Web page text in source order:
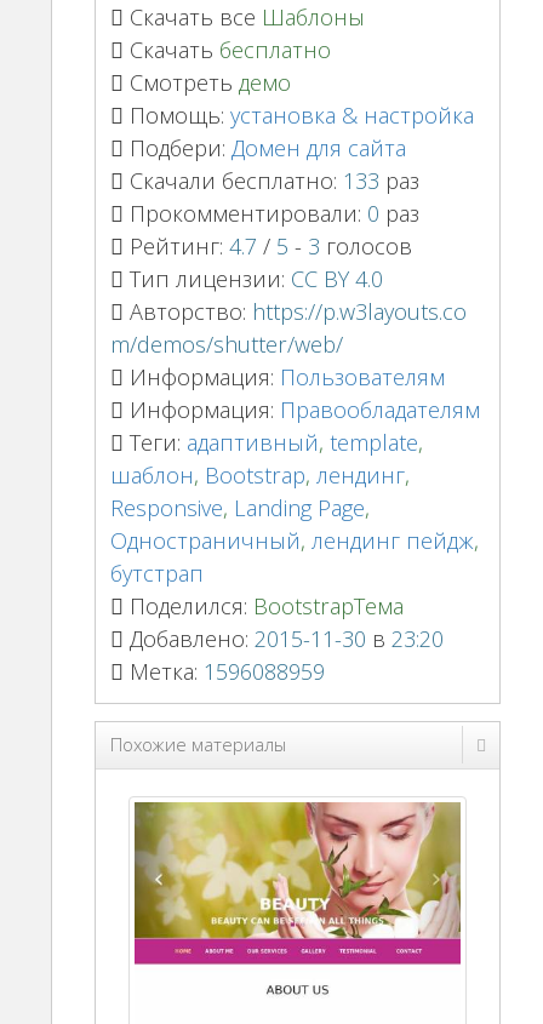
Скачать все Шаблоны
Скачать бесплатно
Смотреть демо
Помощь: установка & настройка
Подбери: Домен для сайта
Скачали бесплатно: 133 раз
Прокомментировали: 0 раз
Рейтинг: 4.7 / 5 - 3 голосов
Тип лицензии: CC BY 4.0
Авторство: https://p.w3layouts.co
m/demos/shutter/web/
Информация: Пользователям
Информация: Правообладателям
Теги: адаптивный, template,
шаблон, Bootstrap, лендинг,
Responsive, Landing Page,
Одностраничный, лендинг пейдж,
бутстрап
Поделился: BootstrapТема
Добавлено: 2015-11-30 в 23:20
Метка: 1596088959
Похожие материалы